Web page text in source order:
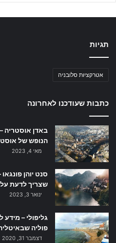
תגיות
אטרקציות סלובניה
כתבות שעודכנו לאחרונה
באדן אוסטריה
הנופש של
מאי 4, 2023
סנט יוהן
שצריך לדעת על
ינואר 3, 2023
גליפולי –
פוליה
דצמבר 31, 2020